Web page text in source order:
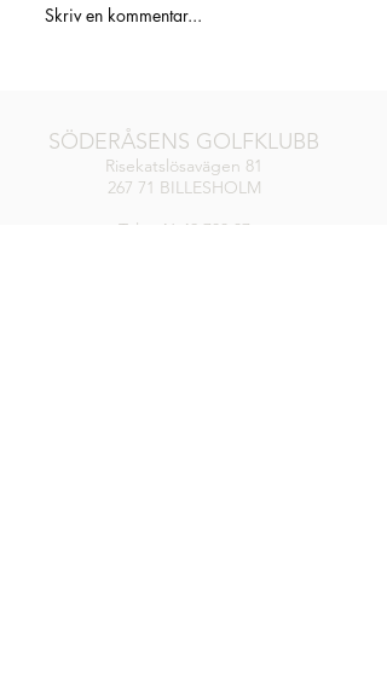
Golden 3 – Hole In One-
Skriv en kommentar...
SÖDERÅSENS GOLFKLUBB
Risekatslösavägen 81
267 71 BILLESHOLM
Tel:
+46 42 733 37